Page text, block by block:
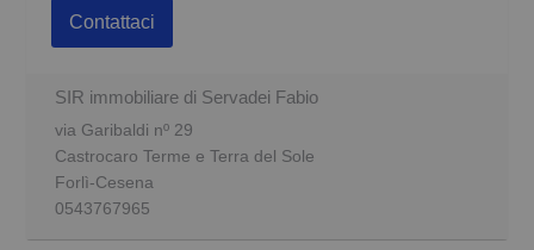
Contattaci
SIR immobiliare di Servadei Fabio
via Garibaldi nº 29
Castrocaro Terme e Terra del Sole
Forlì-Cesena
0543767965